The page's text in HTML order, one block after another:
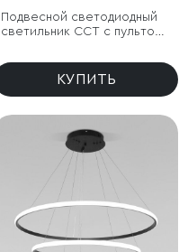
Подвесной светодиодный
светильник ССТ с пультом
КУПИТЬ